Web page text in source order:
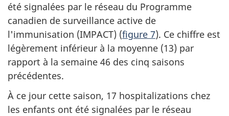
été signalées par le réseau du Programme
canadien de surveillance active de
l'immunisation (IMPACT) (figure 7). Ce chiffre est
légèrement inférieur à la moyenne (13) par
rapport à la semaine 46 des cinq saisons
précédentes.
À ce jour cette saison, 17 hospitalizations chez
les enfants ont été signalées par le réseau